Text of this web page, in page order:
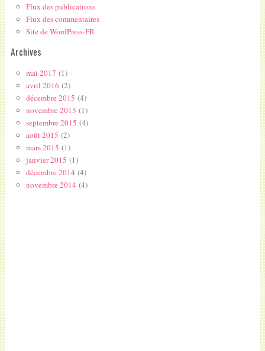
Flux des publications
Flux des commentaires
Site de WordPress-FR
Archives
mai 2017 (1)
avril 2016 (2)
décembre 2015 (4)
novembre 2015 (1)
septembre 2015 (4)
août 2015 (2)
mars 2015 (1)
janvier 2015 (1)
décembre 2014(4)
novembre 2014(4)